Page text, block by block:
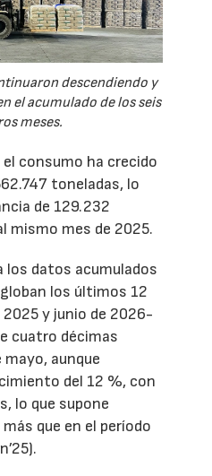
descendiendo y
el acumulado de los seis
meses.
consumo ha crecido
toneladas, lo
de 129.232
mismo mes de 2025.
los datos acumulados
los últimos 12
y junio de 2026-
cuatro décimas
aunque
del 12 %, con
lo que supone
que en el período